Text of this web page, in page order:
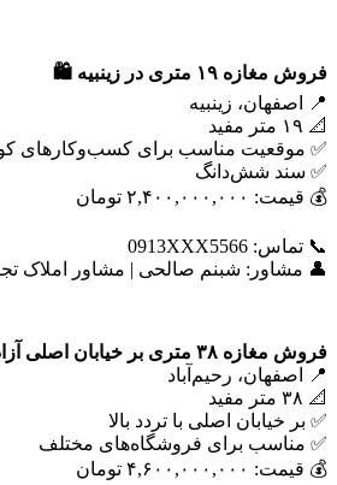
فروش مغازه ۱۹ متری در زینبیه 🛍️
📍 اصفهان، زینبیه
📐 ۱۹ متر مفید
✅ موقعیت مناسب برای کسب‌وکارهای
✅ سند شش‌دانگ
💰 قیمت: ۲,۴۰۰,۰۰۰,۰۰۰ تومان
📞 تماس: 0913XXX5566
👤 مشاور: شبنم صالحی | مشاور املاک
فروش مغازه ۳۸ متری بر خیابان اصلی
📍 اصفهان، رحیم‌آباد
📐 ۳۸ متر مفید
✅ بر خیابان اصلی با تردد بالا
✅ مناسب برای فروشگاه‌های مختلف
💰 قیمت: ۴,۶۰۰,۰۰۰,۰۰۰ تومان